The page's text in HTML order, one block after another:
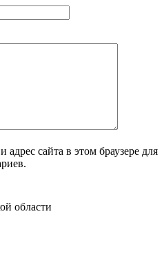
сайта в этом браузере для
области